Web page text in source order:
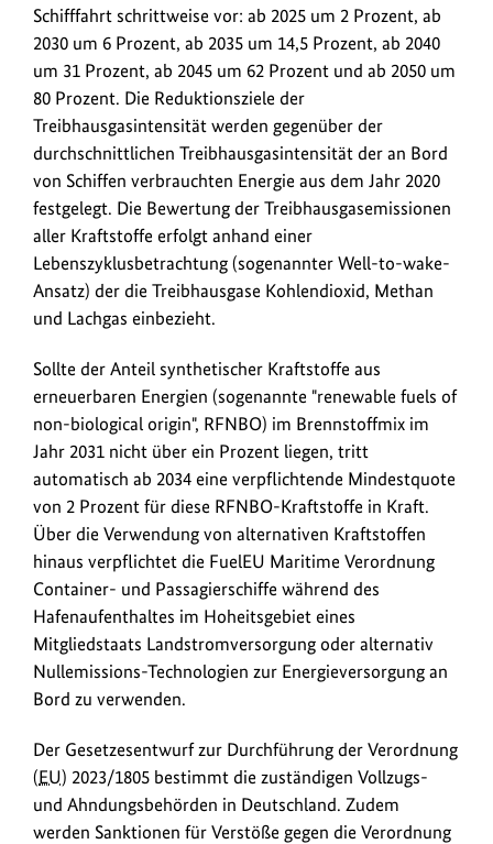
Schifffahrt schrittweise vor: ab 2025 um 2 Prozent, ab
2030 um 6 Prozent, ab 2035 um 14,5 Prozent, ab 2040
um 31 Prozent, ab 2045 um 62 Prozent und ab 2050 um
80 Prozent. Die Reduktionsziele der
Treibhausgasintensität werden gegenüber der
durchschnittlichen Treibhausgasintensität der an Bord
von Schiffen verbrauchten Energie aus dem Jahr 2020
festgelegt. Die Bewertung der Treibhausgasemissionen
aller Kraftstoffe erfolgt anhand einer
Lebenszyklusbetrachtung (sogenannter Well-to-wake-
Ansatz) der die Treibhausgase Kohlendioxid, Methan
und Lachgas einbezieht.
Sollte der Anteil synthetischer Kraftstoffe aus
erneuerbaren Energien (sogenannte "renewable fuels of
non-biological origin", RFNBO) im Brennstoffmix im
Jahr 2031 nicht über ein Prozent liegen, tritt
automatisch ab 2034 eine verpflichtende Mindestquote
von 2 Prozent für diese RFNBO-Kraftstoffe in Kraft.
Über die Verwendung von alternativen Kraftstoffen
hinaus verpflichtet die FuelEU Maritime Verordnung
Container- und Passagierschiffe während des
Hafenaufenthaltes im Hoheitsgebiet eines
Mitgliedstaats Landstromversorgung oder alternativ
Nullemissions-Technologien zur Energieversorgung an
Bord zu verwenden.
Der Gesetzesentwurf zur Durchführung der Verordnung
(EU) 2023/1805 bestimmt die zuständigen Vollzugs-
und Ahndungsbehörden in Deutschland. Zudem
werden Sanktionen für Verstöße gegen die Verordnung